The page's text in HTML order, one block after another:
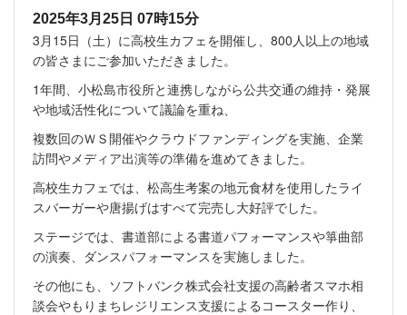
2025年3月25日 07時15分
3月15日（土）に高校生カフェを開催し、800人以上の地域
の皆さまにご参加いただきました。
1年間、小松島市役所と連携しながら公共交通の維持・発展
や地域活性化について議論を重ね、
複数回のＷＳ開催やクラウドファンディングを実施、企業
訪問やメディア出演等の準備を進めてきました。
高校生カフェでは、松高生考案の地元食材を使用したライ
スバーガーや唐揚げはすべて完売し大好評でした。
ステージでは、書道部による書道パフォーマンスや箏曲部
の演奏、ダンスパフォーマンスを実施しました。
その他にも、ソフトバンク株式会社支援の高齢者スマホ相
談会やもりまちレジリエンス支援によるコースター作り、